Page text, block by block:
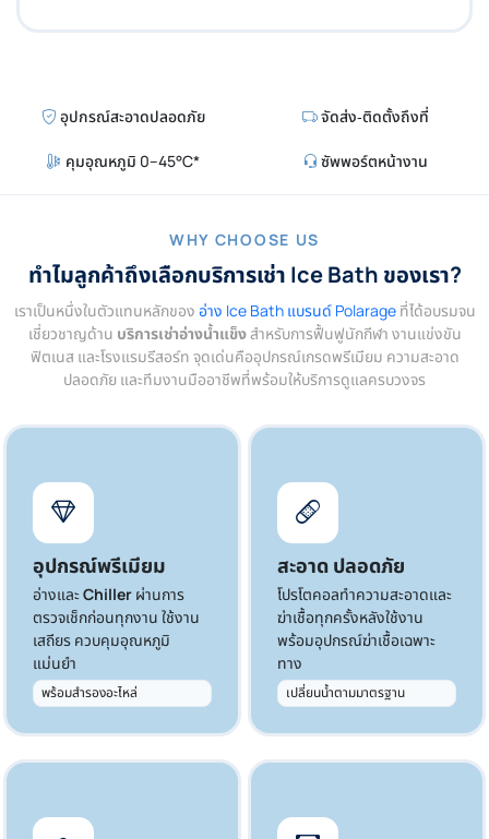
อุปกรณ์สะอาดปลอดภัย จัดส่ง‑ติดตั้งถึงที่
คุมอุณหภูมิ 0–45°C* ซัพพอร์ตหน้างาน
WHY CHOOSE US
ทำไมลูกค้าถึงเลือกบริการเช่า Ice Bath ของเรา?
เราเป็นหนึ่งในตัวแทนหลักของ อ่าง Ice Bath แบรนด์ Polarageที่ได้อบรมจน
เชี่ยวชาญด้าน บริการเช่าอ่างน้ำแข็งสำหรับการฟื้นฟูนักกีฬา งานแข่งขัน
ฟิตเนส และโรงแรมรีสอร์ท จุดเด่นคืออุปกรณ์เกรดพรีเมียม ความสะอาด
ปลอดภัย และทีมงานมืออาชีพที่พร้อมให้บริการดูแลครบวงจร
อุปกรณ์พรีเมียม
อ่างและChiller ผ่านการ
ตรวจเช็กก่อนทุกงาน ใช้งาน
เสถียร ควบคุมอุณหภูมิ
แม่นยำ
พร้อมสำรองอะไหล่
สะอาด ปลอดภัย
โปรโตคอลทำความสะอาดและ
ฆ่าเชื้อทุกครั้งหลังใช้งาน
พร้อมอุปกรณ์ฆ่าเชื้อเฉพาะ
ทาง
เปลี่ยนน้ำตามมาตรฐาน